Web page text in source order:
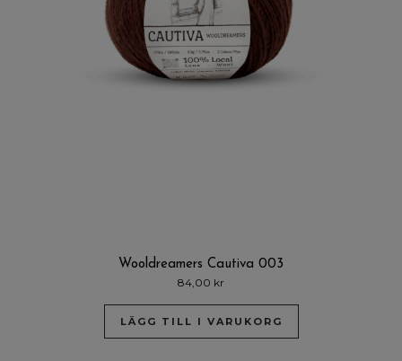
Wooldreamers Cautiva 003
84,00 kr
LÄGG TILL I VARUKORG